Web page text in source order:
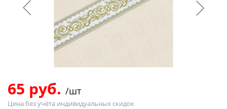
65 руб. /шт
Цена без учёта индивидуальных скидок
Оплачивайте сегодня только
% картой любого банка
выбранный способом